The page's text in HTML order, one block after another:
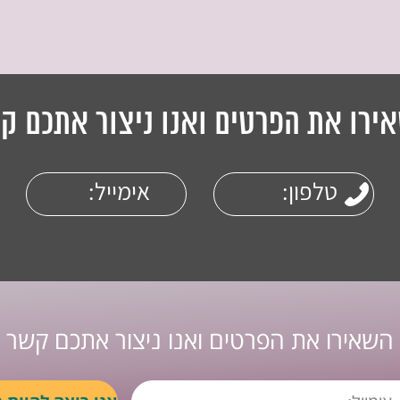
את הפרטים ואנו ניצור אתכם
השאירו את הפרטים ואנו ניצור אתכם קשר